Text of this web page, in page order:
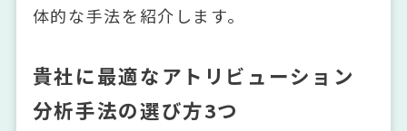
体的な手法を紹介します。
貴社に最適なアトリビューション
分析手法の選び方3つ